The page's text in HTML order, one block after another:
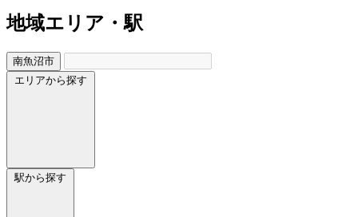
地域エリア・駅
南魚沼市
エリアから探す
駅から探す